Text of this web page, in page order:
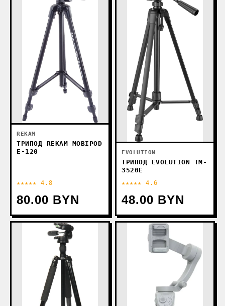
REKAM
ТРИПОД REKAM MOBIPOD
E-120
★★★★★ 4.8
80.00 BYN
EVOLUTION
ТРИПОД EVOLUTION TM-
3520E
★★★★★ 4.6
48.00 BYN